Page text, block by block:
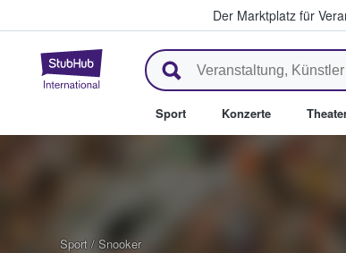
Der Marktplatz für
StubHub - Wo Fans
Sport Konzerte
Sport / Snooker